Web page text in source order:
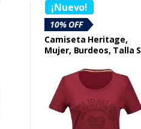
SECCION BOUTIQUE DIA DE
LA MUJER,sombrillas
10% OFF
¡Nuevo!
Camiseta Heritage,
Mujer, Burdeos, Talla S